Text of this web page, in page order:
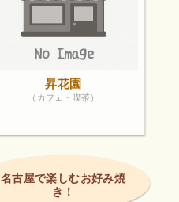
昇花園
（カフェ・喫茶）
名古屋で楽しむお好み焼
き！